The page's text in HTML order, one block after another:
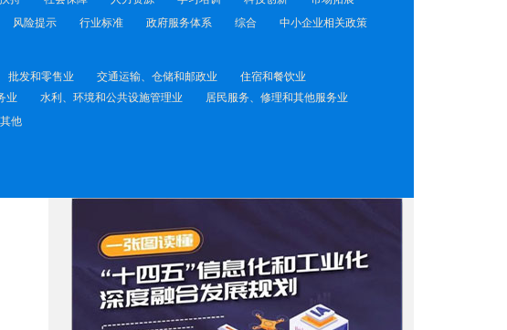
风险提示 行业标准 政府服务体系 综合
中小企业相关政策
批发和零售业 交通运输、仓储和邮政业
住宿和餐饮业
业 水利、环境和公共设施管理业
居民服务、修理和其他服务业
其他